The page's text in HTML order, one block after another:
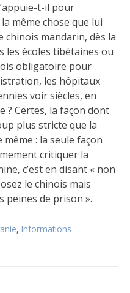
t-il pour
même chose que lui
chinois mandarin, dès la
les écoles tibétaines ou
obligatoire pour
les hôpitaux
voir siècles, en
? Certes, la façon dont
plus stricte que la
: la seule façon
critiquer la
c’est en disant « non
le chinois mais
peines de prison ».
, Informations